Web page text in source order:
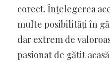
corect. Înțelegerea
multe posibilități în
dar extrem de
pasionat de gătit